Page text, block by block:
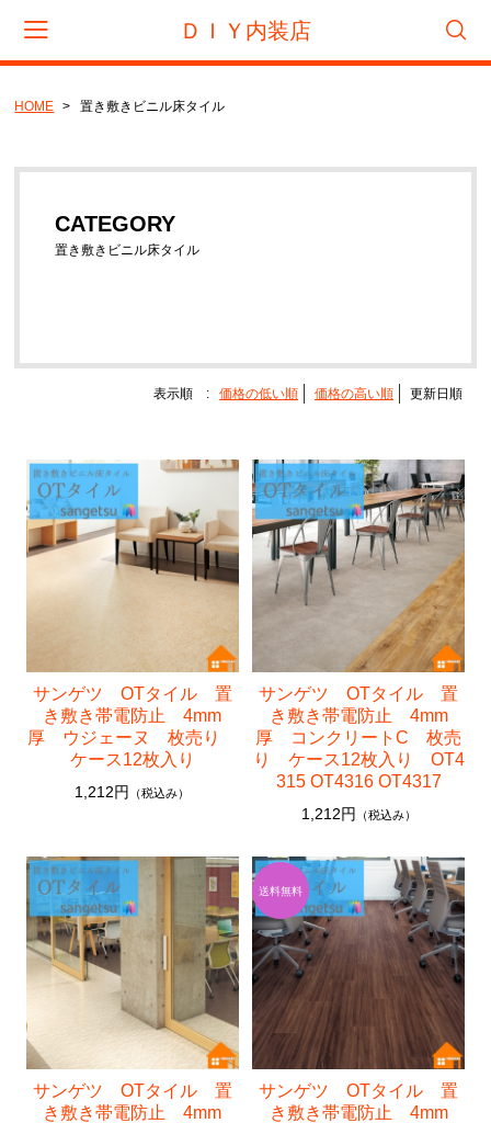
ＤＩＹ内装店
CATEGORY
フロアタイル
置き敷きビニル床タイル
リフォームタイル
サンゲツ リフォルタ
東リ ピタフィー
東リ LAYフローリング
3M™ ダイノック™ フィルム
ベルビアン
リアテック
クッションフロア
ソフト巾木
サンゲツ
東リ
中川ケミカル
フォグラス
カッティングシート
HOME 置き敷きビニル床タイル
CATEGORY
置き敷きビニル床タイル
表示順 : 価格の低い順 価格の高い順 更新日順
サンゲツ OTタイル 置
き敷き帯電防止 4mm
厚 ウジェーヌ 枚売り
ケース12枚入り
1,212円 （税込み）
サンゲツ OTタイル 置
き敷き帯電防止 4mm
厚 コンクリートC 枚売
り ケース12枚入り OT4
315 OT4316 OT4317
1,212円 （税込み）
サンゲツ OTタイル 置
き敷き帯電防止 4mm
サンゲツ OTタイル 置
き敷き帯電防止 4mm